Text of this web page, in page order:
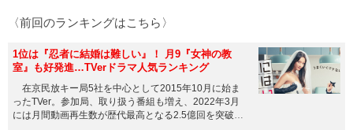
〈前回のランキングはこちら〉
1位は『忍者に結婚は難しい』！ 月9『女神の教
室』も好発進…TVerドラマ人気ランキング
在京民放キー局5社を中心として2015年10月に始ま
ったTVer。参加局、取り扱う番組も増え、2022年3月
には月間動画再生数が歴代最高となる2.5億回を突破